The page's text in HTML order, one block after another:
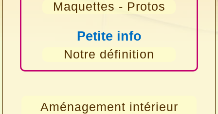
Maquettes - Protos
Petite info
Notre définition
Aménagement intérieur